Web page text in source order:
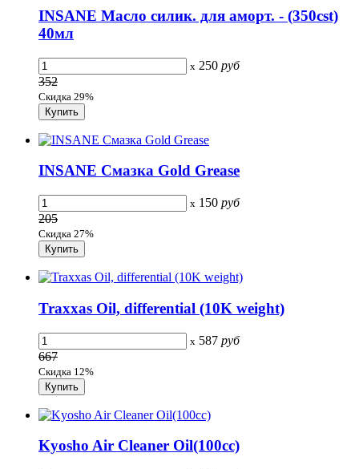
INSANE Масло силик. для аморт. - (350cst)
40мл
x 250 руб
352
Скидка 29%
INSANE Смазка Gold Grease
x 150 руб
205
Скидка 27%
Traxxas Oil, differential (10K weight)
x 587 руб
667
Скидка 12%
Kyosho Air Cleaner Oil(100cc)